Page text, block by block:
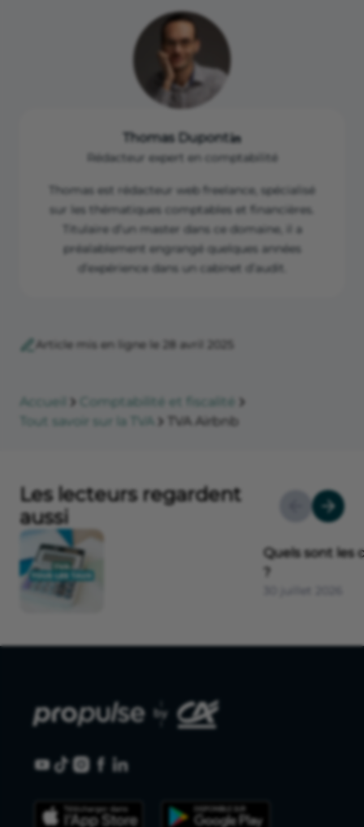
Thomas Dupont
Rédacteur expert en comptabilité
Thomas est rédacteur web freelance, spécialisé
sur les thématiques comptables et financières.
Titulaire d’un master dans ce domaine, il a
préalablement engrangé quelques années
d’expérience dans un cabinet d’audit.
Article mis en ligne le 28 avril 2025
Accueil
Comptabilité et fiscalité
Tout savoir sur la TVA
TVA Airbnb
Les lecteurs regardent
aussi
Quels sont les
?